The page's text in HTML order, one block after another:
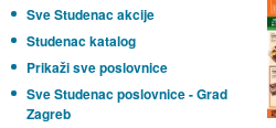
Sve Studenac akcije
Studenac katalog
Prikaži sve poslovnice
Sve Studenac poslovnice - Grad
Zagreb